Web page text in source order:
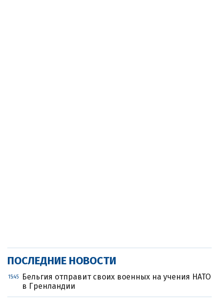
ПОСЛЕДНИЕ НОВОСТИ
15:45
Бельгия отправит своих военных на учения НАТО
в Гренландии